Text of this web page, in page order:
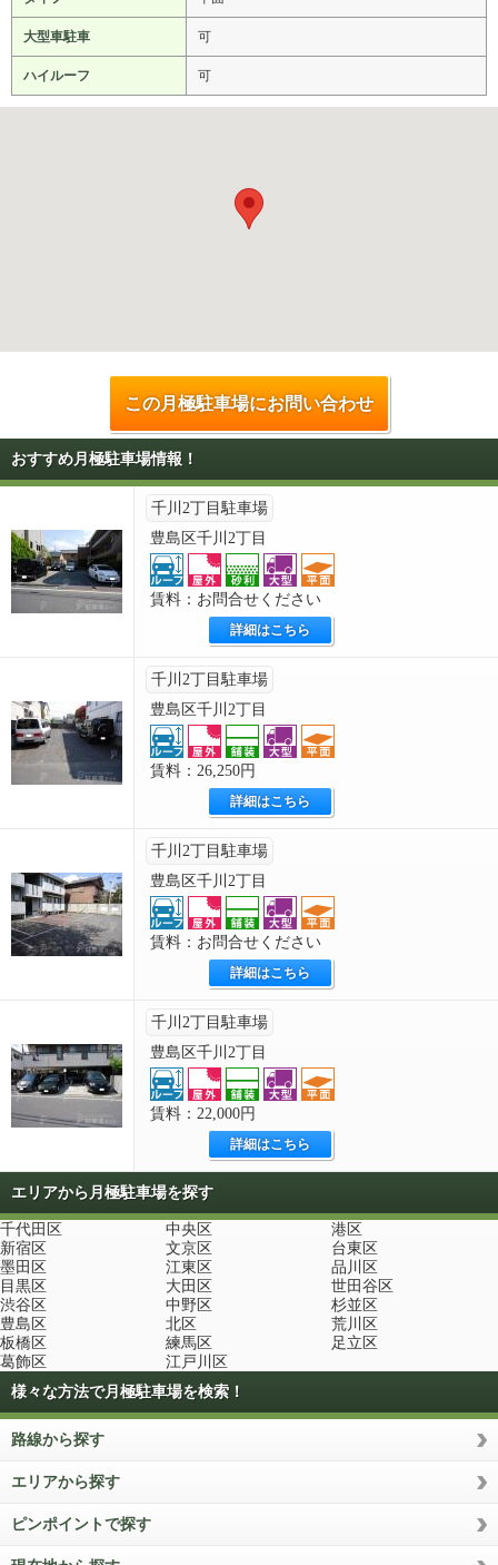
大型車駐車 可
ハイルーフ 可
この月極駐車場にお問い合わせ
おすすめ月極駐車場情報！
千川2丁目駐車場
豊島区千川2丁目
賃料：お問合せください
詳細はこちら
千川2丁目駐車場
豊島区千川2丁目
賃料：26,250円
詳細はこちら
千川2丁目駐車場
豊島区千川2丁目
賃料：お問合せください
詳細はこちら
千川2丁目駐車場
豊島区千川2丁目
賃料：22,000円
詳細はこちら
エリアから月極駐車場を探す
千代田区 中央区
港区
新宿区
文京区
台東区
墨田区
江東区
品川区
目黒区
大田区
世田谷区
渋谷区
中野区
杉並区
豊島区
北区
荒川区
板橋区
練馬区
足立区
葛飾区
江戸川区
様々な方法で月極駐車場を検索！
路線から探す
エリアから探す
ピンポイントで探す